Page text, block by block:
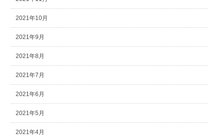
2021年10月
2021年9月
2021年8月
2021年7月
2021年6月
2021年5月
2021年4月